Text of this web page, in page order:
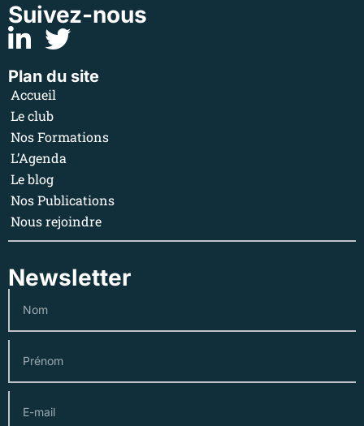
Suivez-nous
Plan du site
Accueil
Le club
Nos Formations
L’Agenda
Le blog
Nos Publications
Nous rejoindre
Newsletter